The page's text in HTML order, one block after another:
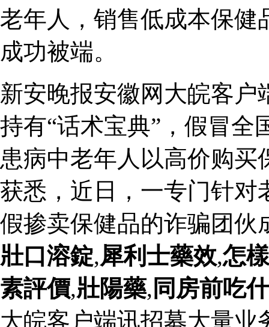
老年人，销售低成本保健
成功被端。
新安晚报安徽网大皖客
持有“话术宝典”，假冒全
患病中老年人以高价购
获悉，近日，一专门针对
假掺卖保健品的诈骗团
壯口溶錠,犀利士藥效,怎
素評價,壯陽藥, 同房前吃
大皖客户端讯招募大量业